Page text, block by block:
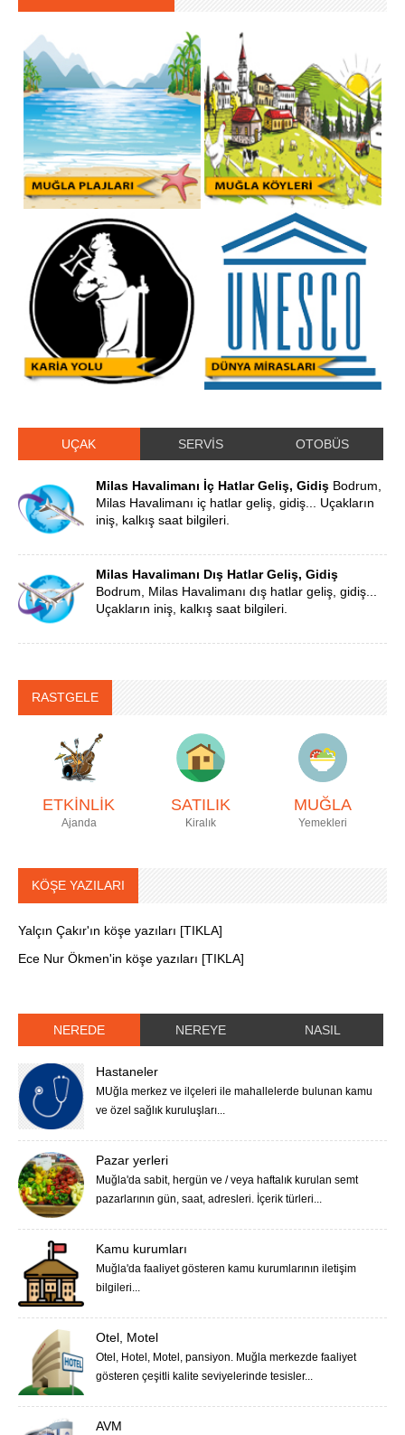
UÇAK SERVİS OTOBÜS
Milas Havalimanı İç Hatlar Geliş, Gidiş Bodrum,
Milas Havalimanı iç hatlar geliş, gidiş... Uçakların
iniş, kalkış saat bilgileri.
Milas Havalimanı Dış Hatlar Geliş, Gidiş
Bodrum, Milas Havalimanı dış hatlar geliş, gidiş...
Uçakların iniş, kalkış saat bilgileri.
RASTGELE
ETKİNLİK
Ajanda
SATILIK
Kiralık
MUĞLA
Yemekleri
KÖŞE YAZILARI
Yalçın Çakır'ın köşe yazıları [TIKLA]
Ece Nur Ökmen'in köşe yazıları [TIKLA]
NEREDE NEREYE NASIL
Hastaneler
MUğla merkez ve ilçeleri ile mahallelerde bulunan kamu
ve özel sağlık kuruluşları...
Pazar yerleri
Muğla'da sabit, hergün ve / veya haftalık kurulan semt
pazarlarının gün, saat, adresleri. İçerik türleri...
Kamu kurumları
Muğla'da faaliyet gösteren kamu kurumlarının iletişim
bilgileri...
Otel, Motel
Otel, Hotel, Motel, pansiyon. Muğla merkezde faaliyet
gösteren çeşitli kalite seviyelerinde tesisler...
AVM